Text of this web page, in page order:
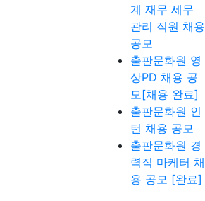
계 재무 세무
관리 직원 채용
공모
출판문화원 영
상PD 채용 공
모[채용 완료]
출판문화원 인
턴 채용 공모
출판문화원 경
력직 마케터 채
용 공모 [완료]